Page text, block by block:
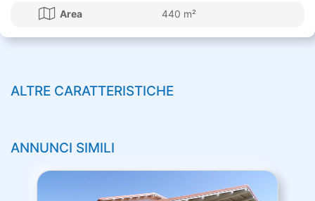
Area 440 m²
ALTRE CARATTERISTICHE
ANNUNCI SIMILI